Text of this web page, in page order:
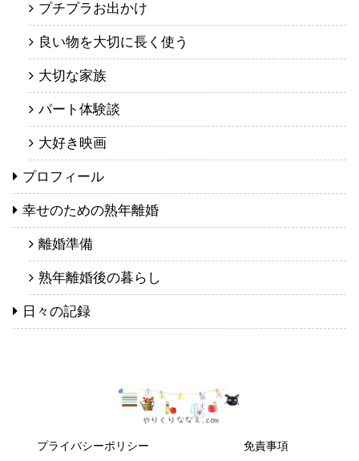
プチプラお出かけ
良い物を大切に長く使う
大切な家族
パート体験談
大好き映画
プロフィール
幸せのための熟年離婚
離婚準備
熟年離婚後の暮らし
日々の記録
プライバシーポリシー 免責事項